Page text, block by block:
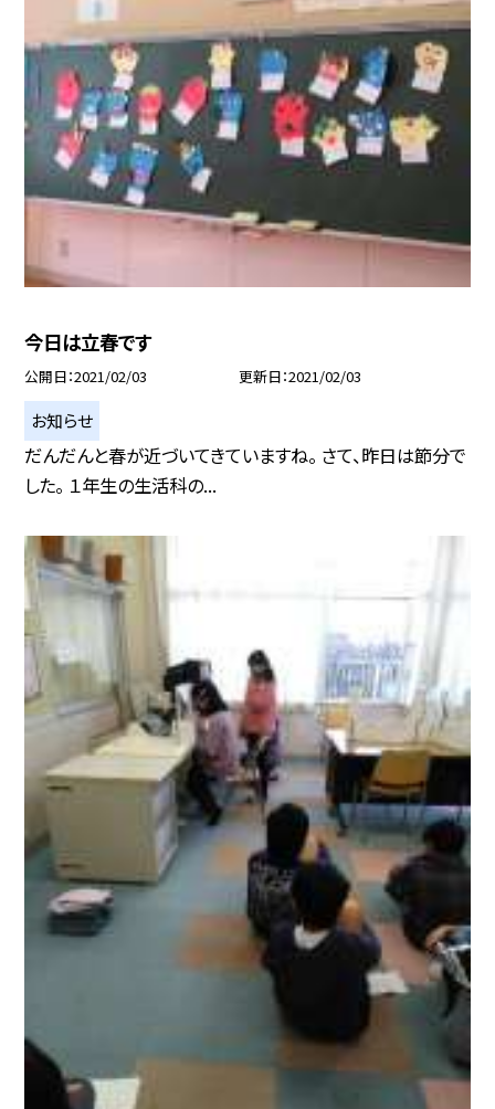
今日は立春です
公開日 2021/02/03 更新日 2021/02/03
お知らせ
だんだんと春が近づいてきていますね。 さて、昨日は節分で
した。 １年生の生活科の...